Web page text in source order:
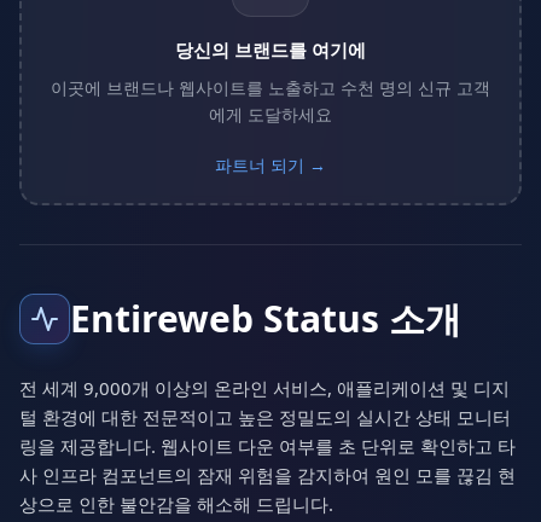
당신의 브랜드를 여기에
이곳에 브랜드나 웹사이트를 노출하고 수천 명의 신규 고객
에게 도달하세요
파트너 되기 →
Entireweb Status 소개
전 세계 9,000개 이상의 온라인 서비스, 애플리케이션 및 디지
털 환경에 대한 전문적이고 높은 정밀도의 실시간 상태 모니터
링을 제공합니다. 웹사이트 다운 여부를 초 단위로 확인하고 타
사 인프라 컴포넌트의 잠재 위험을 감지하여 원인 모를 끊김 현
상으로 인한 불안감을 해소해 드립니다.